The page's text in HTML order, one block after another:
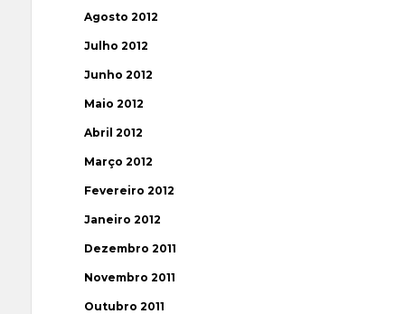
Agosto 2012
Julho 2012
Junho 2012
Maio 2012
Abril 2012
Março 2012
Fevereiro 2012
Janeiro 2012
Dezembro 2011
Novembro 2011
Outubro 2011